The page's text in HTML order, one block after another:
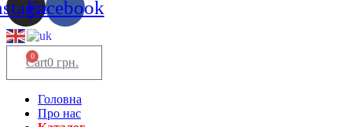
Facebook
0 грн.
0
Cart
Головна
Про нас